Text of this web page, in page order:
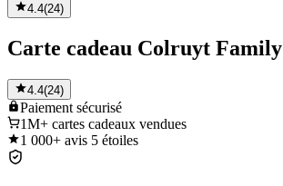
4.4(24)
Carte cadeau Colruyt Family
4.4(24)
Paiement sécurisé
1M+ cartes cadeaux vendues
1 000+ avis 5 étoiles